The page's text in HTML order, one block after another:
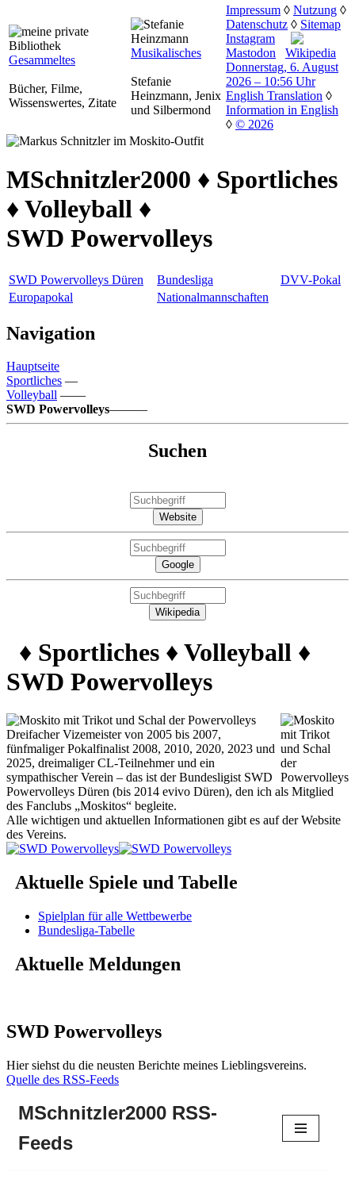
Gesammeltes
Bücher, Filme,
Wissenswertes, Zitate
Musikalisches
Stefanie
Heinzmann, Jenix
und Silbermond
Impressum ◊ Nutzung ◊
Datenschutz ◊ Sitemap
Instagram
Mastodon
Wikipedia
Donnerstag, 6. August
2026 – 10:56 Uhr
English Translation ◊
Information in English
◊ © 2026
MSchnitzler2000 ♦ Sportliches
♦ Volleyball ♦
SWD Powervolleys
SWD Powervolleys Düren Bundesliga
DVV-Pokal
Europapokal
Nationalmannschaften
Navigation
Hauptseite
Sportliches —
Volleyball ——
SWD Powervolleys———
Suchen
Website
Google
Wikipedia
♦ Sportliches ♦ Volleyball ♦
SWD Powervolleys
Dreifacher Vizemeister von 2005 bis 2007,
fünfmaliger Pokalfinalist 2008, 2010, 2020, 2023 und
2025, dreimaliger CL-Teilnehmer und ein
sympathischer Verein – das ist der Bundesligist SWD
Powervolleys Düren (bis 2014 evivo Düren), den ich als Mitglied
des Fanclubs „Moskitos“ begleite.
Alle wichtigen und aktuellen Informationen gibt es auf der Website
des Vereins.
Aktuelle Spiele und Tabelle
Spielplan für alle Wettbewerbe
Bundesliga-Tabelle
Aktuelle Meldungen
SWD Powervolleys
Hier siehst du die neusten Berichte meines Lieblingsvereins.
Quelle des RSS-Feeds